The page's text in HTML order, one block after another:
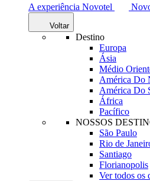
A experiência Novotel
Voltar
Destino
Europa
Ásia
Médio
América Do
América Do
África
Pacífico
NOSSOS
São Paulo
Rio de
Santiago
Florianopolis
Ver todos os